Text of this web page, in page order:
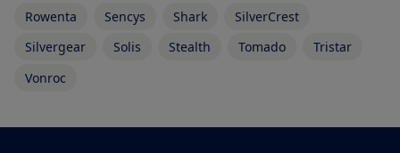
Rowenta
Sencys Shark
SilverCrest
Silvergear
Solis Stealth Tomado
Tristar
Vonroc